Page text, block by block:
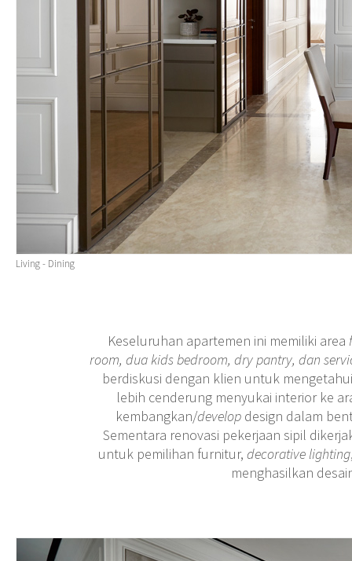
Living - Dining
Keseluruhan apartemen ini memiliki area
room, dua kids bedroom, dry pantry, dan
berdiskusi dengan klien untuk
lebih cenderung menyukai interior ke
kembangkan/developdesign dalam
Sementara renovasi pekerjaan sipil
untuk pemilihan furnitur, decorative lighting
menghasilkan